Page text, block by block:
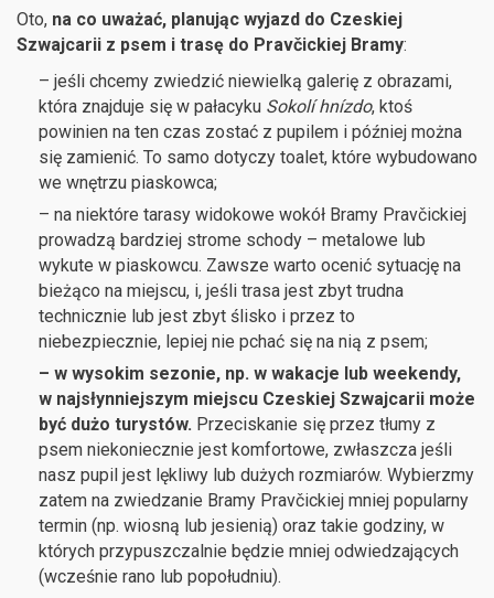
Oto, na co uważać, planując wyjazd do Czeskiej
Szwajcarii z psem i trasę do Pravčickiej Bramy:
– jeśli chcemy zwiedzić niewielką galerię z obrazami,
która znajduje się w pałacyku Sokolí hnízdo, ktoś
powinien na ten czas zostać z pupilem i później można
się zamienić. To samo dotyczy toalet, które wybudowano
we wnętrzu piaskowca;
– na niektóre tarasy widokowe wokół Bramy Pravčickiej
prowadzą bardziej strome schody – metalowe lub
wykute w piaskowcu. Zawsze warto ocenić sytuację na
bieżąco na miejscu, i, jeśli trasa jest zbyt trudna
technicznie lub jest zbyt ślisko i przez to
niebezpiecznie, lepiej nie pchać się na nią z psem;
– w wysokim sezonie, np. w wakacje lub weekendy,
w najsłynniejszym miejscu Czeskiej Szwajcarii może
być dużo turystów. Przeciskanie się przez tłumy z
psem niekoniecznie jest komfortowe, zwłaszcza jeśli
nasz pupil jest lękliwy lub dużych rozmiarów. Wybierzmy
zatem na zwiedzanie Bramy Pravčickiej mniej popularny
termin (np. wiosną lub jesienią) oraz takie godziny, w
których przypuszczalnie będzie mniej odwiedzających
(wcześnie rano lub popołudniu).